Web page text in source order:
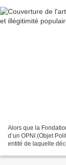
Alors que la
d’un OPNI (Objet
entité de laquelle